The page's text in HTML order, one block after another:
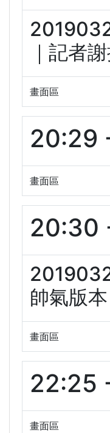
｜記者
畫面區
20:29
畫面區
20:30
帥氣版
畫面區
22:25
畫面區